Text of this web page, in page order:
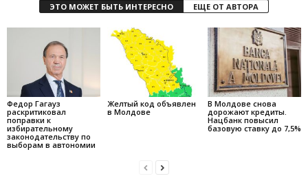
ЭТО МОЖЕТ БЫТЬ ИНТЕРЕСНО ЕЩЕ ОТ АВТОРА
Федор Гагауз
раскритиковал
поправки к
избирательному
законодательству по
выборам в автономии
Желтый код объявлен
в Молдове
В Молдове снова
дорожают кредиты.
Нацбанк повысил
базовую ставку до 7,5%